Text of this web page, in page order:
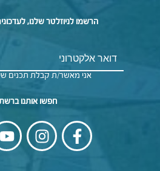
הרשמו לניוזלטר שלנו,
אני מאשר/ת קבלת תכנים
חפשו אותנו